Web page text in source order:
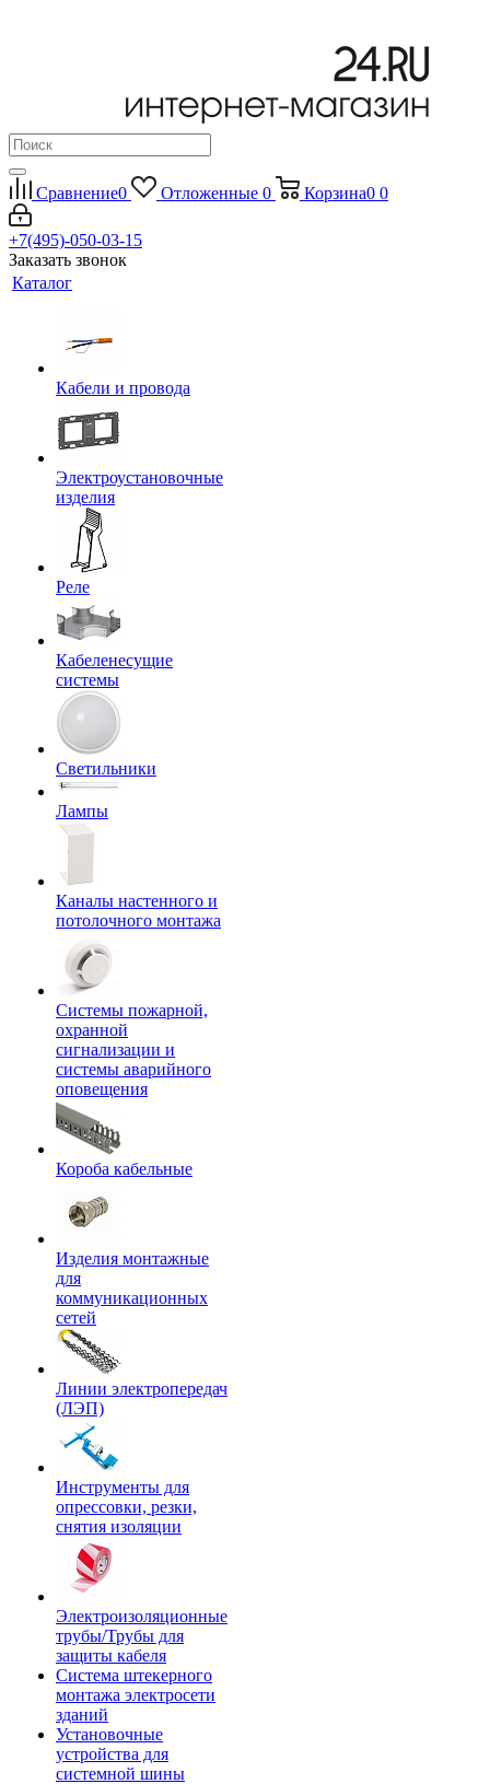
Сравнение0 Отложенные 0 Корзина0 0
+7(495)-050-03-15
Заказать звонок
Каталог
Кабели и провода
Электроустановочные
изделия
Реле
Кабеленесущие
системы
Светильники
Лампы
Каналы настенного и
потолочного монтажа
Системы пожарной,
охранной
сигнализации и
системы аварийного
оповещения
Короба кабельные
Изделия монтажные
для
коммуникационных
сетей
Линии электропередач
(ЛЭП)
Инструменты для
опрессовки, резки,
снятия изоляции
Электроизоляционные
трубы/Трубы для
защиты кабеля
Система штекерного
монтажа электросети
зданий
Установочные
устройства для
системной шины